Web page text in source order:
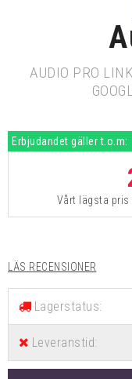
AUDIO PRO
Erbjudandet gäller t.o.m:
Vårt lägsta pris
LÄS RECENSIONER
Lagerstatus:
Leveranstid: